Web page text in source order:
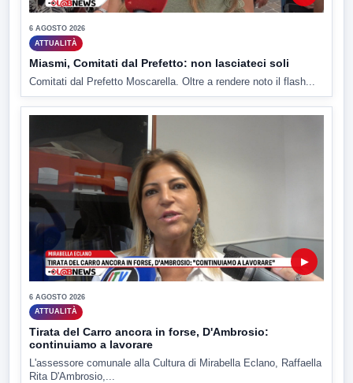
6 AGOSTO 2026
ATTUALITÀ
Miasmi, Comitati dal Prefetto: non lasciateci soli
Comitati dal Prefetto Moscarella. Oltre a rendere noto il flash...
▶
6 AGOSTO 2026
ATTUALITÀ
Tirata del Carro ancora in forse, D'Ambrosio:
continuiamo a lavorare
L'assessore comunale alla Cultura di Mirabella Eclano, Raffaella
Rita D'Ambrosio,...